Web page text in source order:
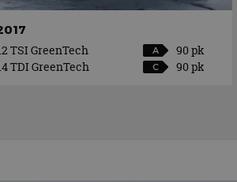
TSI GreenTech A
90 pk
TDI GreenTech
C 90 pk